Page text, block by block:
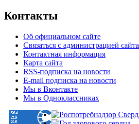
Контакты
Об официальном сайте
Связаться с администрацией сайта
Контактная информация
Карта сайта
RSS-подписка на новости
E-mail подписка на новости
Мы в Вконтакте
Мы в Одноклассниках